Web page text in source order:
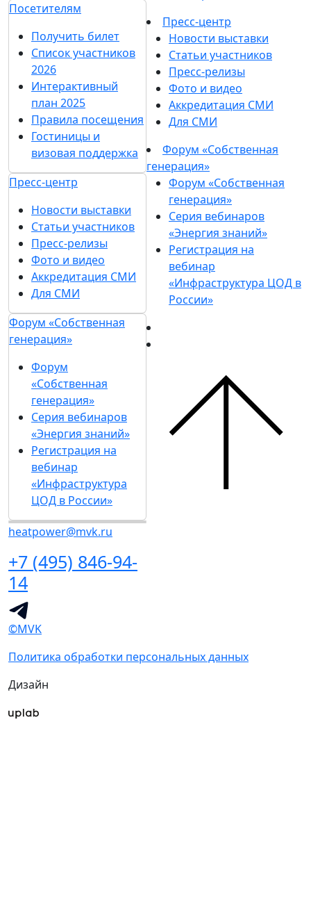
Посетителям
Получить билет
Список участников
2026
Интерактивный
план 2025
Правила посещения
Гостиницы и
визовая поддержка
Пресс-центр
Новости выставки
Статьи участников
Пресс-релизы
Фото и видео
Аккредитация СМИ
Для СМИ
Форум «Собственная
генерация»
Форум
«Собственная
генерация»
Серия вебинаров
«Энергия знаний»
Регистрация на
вебинар
«Инфраструктура
ЦОД в России»
heatpower@mvk.ru
+7 (495) 846-94-
14
Пресс-центр
Новости выставки
Статьи участников
Пресс-релизы
Фото и видео
Аккредитация СМИ
Для СМИ
Форум «Собственная
генерация»
Форум «Собственная
генерация»
Серия вебинаров
«Энергия знаний»
Регистрация на
вебинар
«Инфраструктура ЦОД в
России»
©MVK
Политика обработки персональных данных
Дизайн